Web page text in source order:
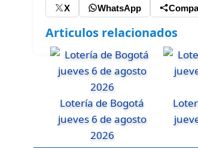
X WhatsApp
Articulos relacionados
Lotería de Bogotá
jueves 6 de agosto
2026